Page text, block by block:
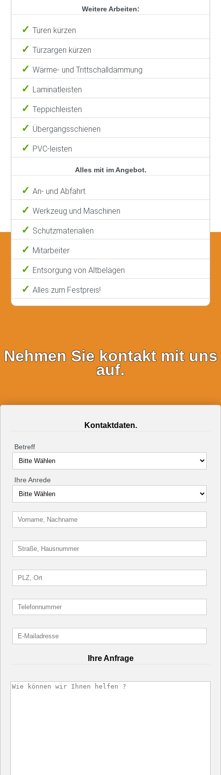
Weitere Arbeiten:
Türen kürzen
Türzargen kürzen
Wärme- und Trittschalldämmung
Laminatleisten
Teppichleisten
Übergangsschienen
PVC-leisten
Alles mit im Angebot.
An- und Abfahrt
Werkzeug und Maschinen
Schutzmaterialien
Mitarbeiter
Entsorgung von Altbelägen
Alles zum Festpreis!
Nehmen Sie kontakt mit uns
auf.
Kontaktdaten.
Betreff
Ihre Anrede
Ihre Anfrage